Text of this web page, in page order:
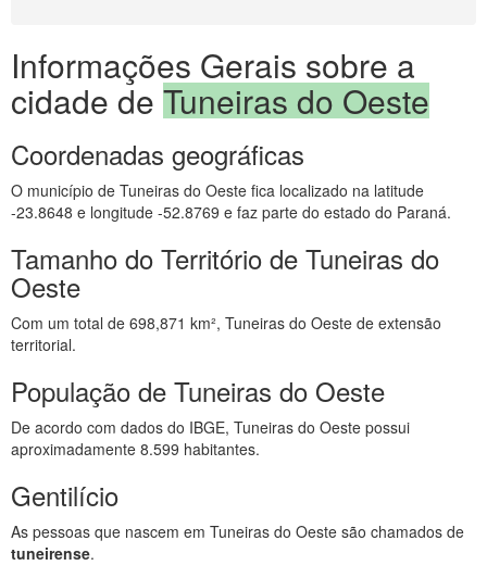
Informações Gerais sobre a
cidade de Tuneiras do Oeste
Coordenadas geográficas
O município de Tuneiras do Oeste fica localizado na latitude
-23.8648 e longitude -52.8769 e faz parte do estado do Paraná.
Tamanho do Território de Tuneiras do
Oeste
Com um total de 698,871 km², Tuneiras do Oeste de extensão
territorial.
População de Tuneiras do Oeste
De acordo com dados do IBGE, Tuneiras do Oeste possui
aproximadamente 8.599 habitantes.
Gentilício
As pessoas que nascem em Tuneiras do Oeste são chamados de
tuneirense.